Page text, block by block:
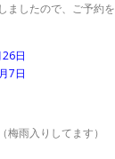
ましたので、ご予約
日
7日
梅雨入りしてます）